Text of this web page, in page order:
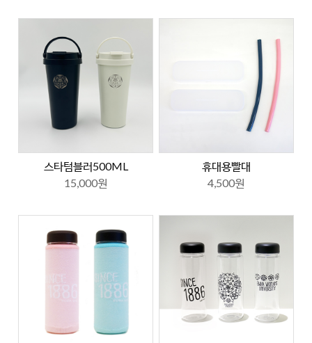
스타텀블러500ML
15,000원
휴대용빨대
4,500원